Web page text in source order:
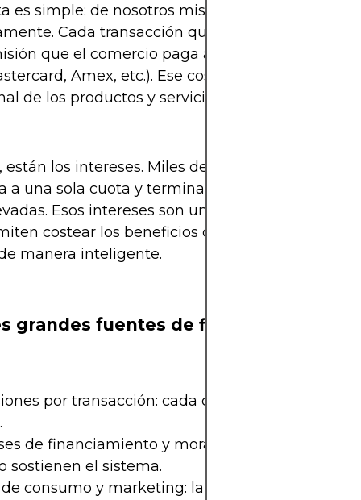
es simple: de nosotros mismos, directa o
Cada transacción que haces con tu
que el comercio paga al banco y a la
Amex, etc.). Ese costo ya está
de los productos y servicios que compras.
están los intereses. Miles de clientes no pagan
a una sola cuota y terminan financiando
Esos intereses son una de las principales
costear los beneficios de quienes sí usan
manera inteligente.
grandes fuentes de financiamiento
por transacción: cada compra deja un
de financiamiento y mora: los clientes que no
sostienen el sistema.
consumo y marketing: la información de